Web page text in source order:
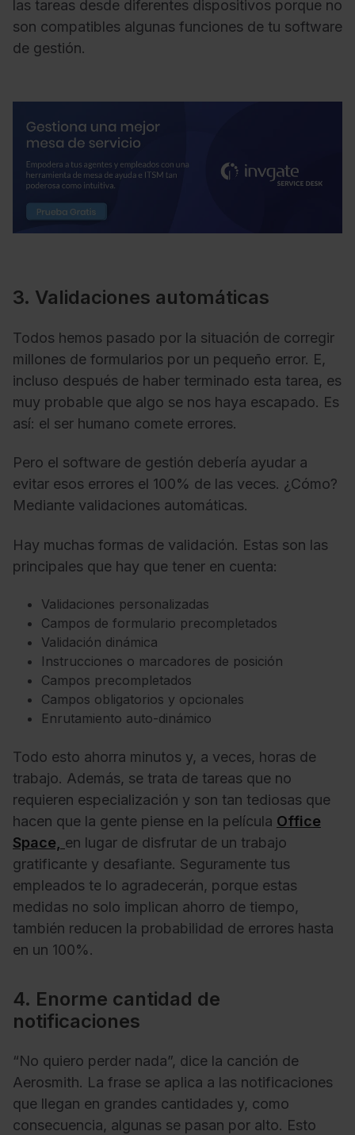
las tareas desde diferentes dispositivos porque no
son compatibles algunas funciones de tu software
de gestión.
3. Validaciones automáticas
Todos hemos pasado por la situación de corregir
millones de formularios por un pequeño error. E,
incluso después de haber terminado esta tarea, es
muy probable que algo se nos haya escapado. Es
así: el ser humano comete errores.
Pero el software de gestión debería ayudar a
evitar esos errores el 100% de las veces. ¿Cómo?
Mediante validaciones automáticas.
Hay muchas formas de validación. Estas son las
principales que hay que tener en cuenta:
Validaciones personalizadas
Campos de formulario precompletados
Validación dinámica
Instrucciones o marcadores de posición
Campos precompletados
Campos obligatorios y opcionales
Enrutamiento auto-dinámico
Todo esto ahorra minutos y, a veces, horas de
trabajo. Además, se trata de tareas que no
requieren especialización y son tan tediosas que
hacen que la gente piense en la película Office
Space, en lugar de disfrutar de un trabajo
gratificante y desafiante. Seguramente tus
empleados te lo agradecerán, porque estas
medidas no solo implican ahorro de tiempo,
también reducen la probabilidad de errores hasta
en un 100%.
4. Enorme cantidad de
notificaciones
“No quiero perder nada”, dice la canción de
Aerosmith. La frase se aplica a las notificaciones
que llegan en grandes cantidades y, como
consecuencia, algunas se pasan por alto. Esto